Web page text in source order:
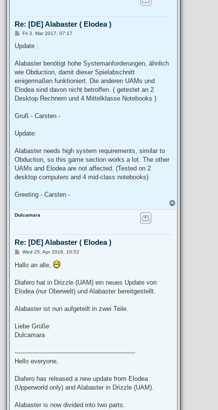
Re: [DE] Alabaster ( Elodea )
P
s
Fri 3. Mar 2017, 07:17
Update :
Alabaster benötigt hohe Systemanforderungen, ähnlich
wie Obduction, damit dieser Spielabschnitt
einigermaßen funktioniert. Die anderen UAMs und
Elodea sind davon nicht betroffen. ( getestet an 2
Desktop Rechnern und 4 Mittelklasse Notebooks )
Gruß - Carsten -
Update:
Alabaster needs high system requirements, similar to
Obduction, so this game section works a lot. The other
UAMs and Elodea are not affected. (Tested on 2
desktop computers and 4 mid-class notebooks)
Greeting - Carsten -
o
Dulcamara
Re: [DE] Alabaster ( Elodea )
P
s
t
Wed 25. Apr 2018, 10:52
Hallo an alle,
Diafero hat in Drizzle (UAM) ein neues Update von
Elodea (nur Oberwelt) und Alabaster bereitgestellt.
Alabaster ist nun aufgeteilt in zwei Teile.
Liebe Grüße
Dulcamara
--------------------------------------------------------------
Hello everyone,
Diafero has released a new update from Elodea
(Upperworld only) and Alabaster in Drizzle (UAM).
Alabaster is now divided into two parts.